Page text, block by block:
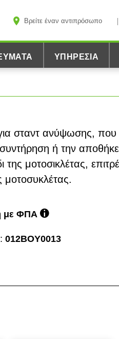
Βρείτε έναν αντιπρόσωπο
ΥΠΗΡΕΣΊΑ
σταντ ανύψωσης,
ή την
της μοτοσικλέτας,
με ΦΠΑ
012BOY0013